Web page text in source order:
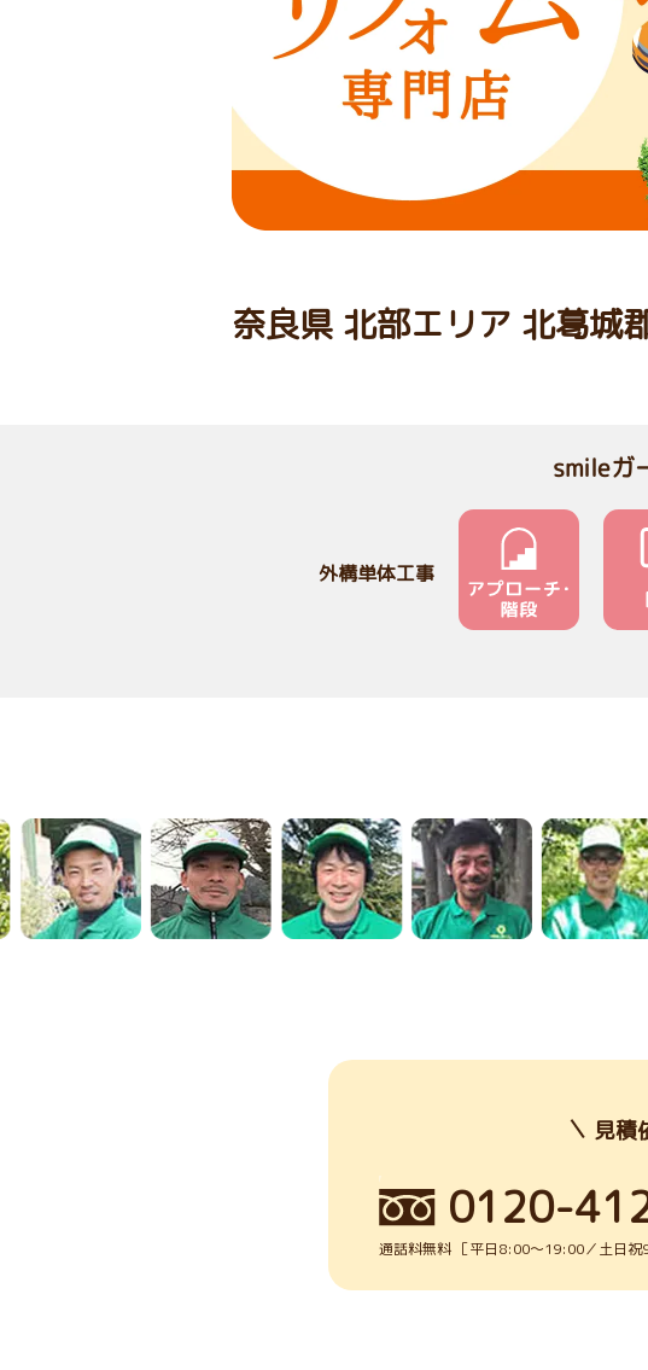
奈良県 北部エリア 北葛城
smileガ
外構単体工事
見積
0120-
通話料無料 ［平日8:00～19:00／土日祝